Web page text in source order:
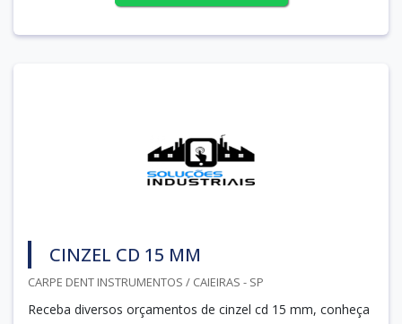
CINZEL CD 15 MM
CARPE DENT INSTRUMENTOS / CAIEIRAS - SP
Receba diversos orçamentos de cinzel cd 15 mm, conheça